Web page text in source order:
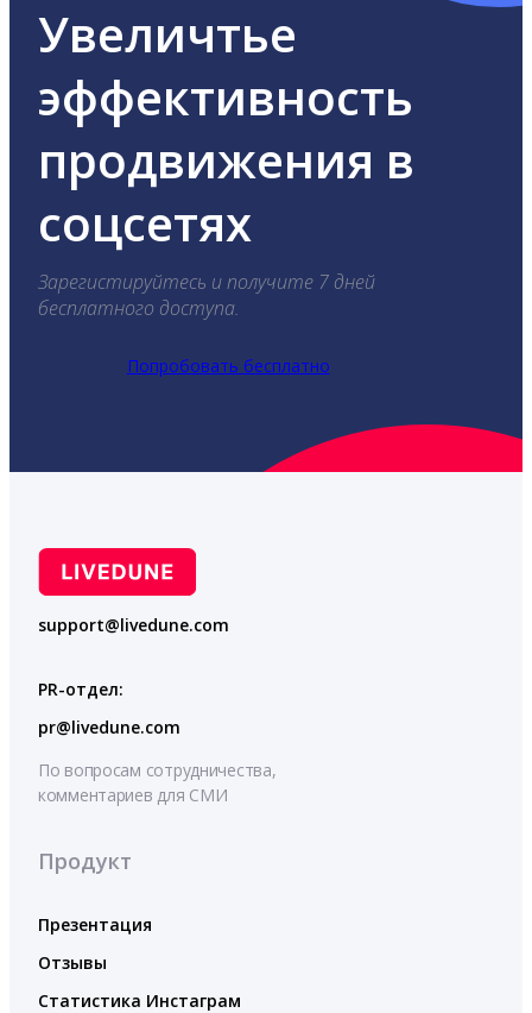
Увеличтье
эффективность
продвижения в
соцсетях
Зарегистируйтесь и получите 7 дней
бесплатного доступа.
Попробовать бесплатно
support@livedune.com
PR-отдел:
pr@livedune.com
По вопросам сотрудничества,
комментариев для СМИ
Продукт
Презентация
Отзывы
Статистика Инстаграм